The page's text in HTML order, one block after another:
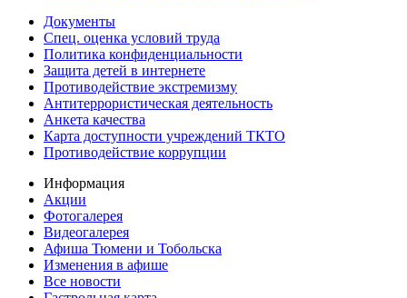
Документы
Спец. оценка условий труда
Политика конфиденциальности
Защита детей в интернете
Противодействие экстремизму
Антитеррористическая деятельность
Анкета качества
Карта доступности учреждений ТКТО
Противодействие коррупции
Информация
Акции
Фотогалерея
Видеогалерея
Афиша Тюмени и Тобольска
Изменения в афише
Все новости